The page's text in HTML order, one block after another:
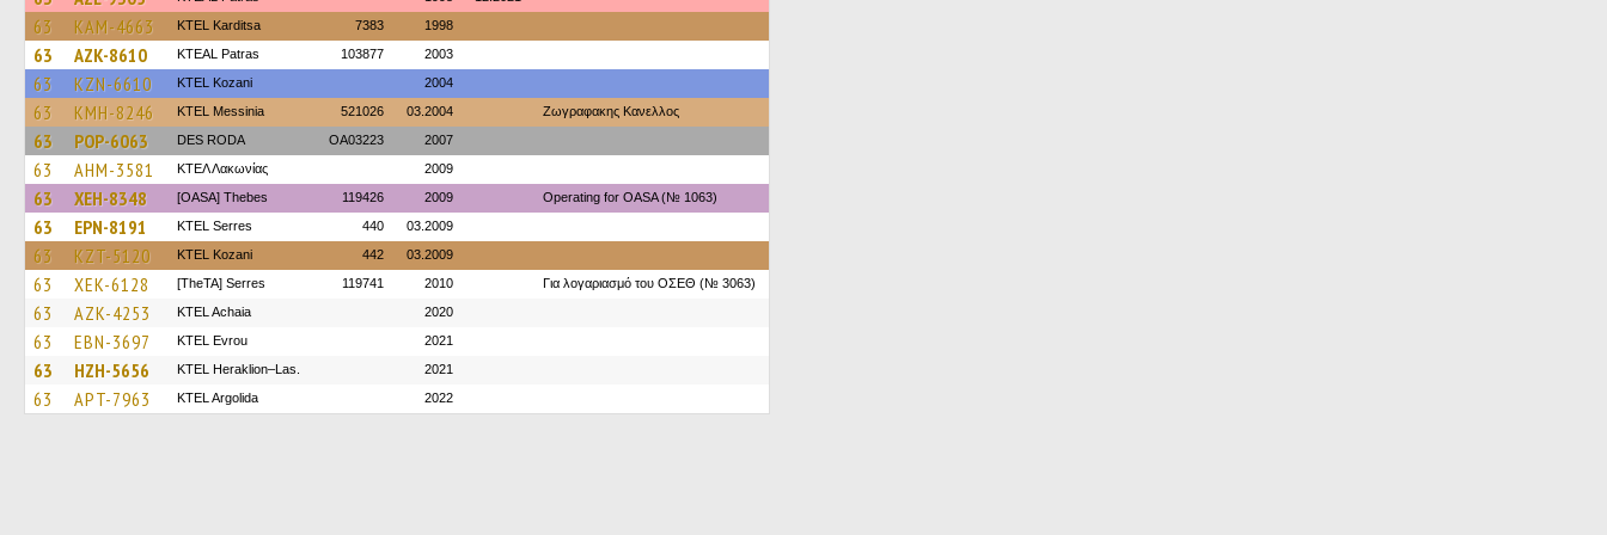
63 KAM-4663 ΚΤΕL Karditsa 7383 1998
63 AZK-8610 KTEAL Patras 103877 2003
63 KZN-6610 ΚΤΕL Kozani 2004
63 KMH-8246 KTEL Messinia 521026 03.2004 Ζωγραφακης Κανελλος
63 POP-6063 DES RODA OA03223 2007
63 AHM-3581 ΚΤΕΛ Λακωνίας 2009
63 XEH-8348 [OASA] Thebes 119426 2009 Operating for OASA (№ 1063)
63 EPN-8191 KTEL Serres 440 03.2009
63 KZT-5120 ΚΤΕL Kozani 442 03.2009
63 XEK-6128 [TheTA] Serres 119741 2010 Για λογαριασμό του ΟΣΕΘ (№ 3063)
63 AZK-4253 KTEL Achaia 2020
63 EBN-3697 KTEL Evrou 2021
63 HZH-5656 KTEL Heraklion–Las. 2021
63 APT-7963 KTEL Argolida 2022